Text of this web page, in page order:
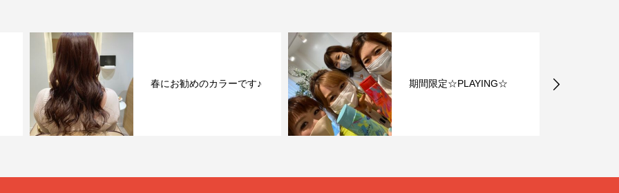
春にお勧めのカラーです♪ 期間限定☆PLAYING☆